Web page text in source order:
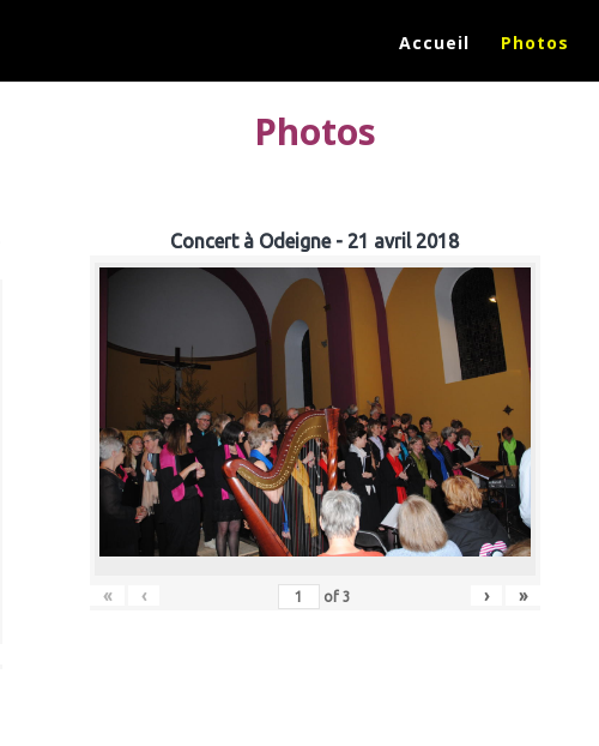
Accueil Photos
Photos
Concert à Odeigne - 21 avril 2018
« ‹ of3 › »